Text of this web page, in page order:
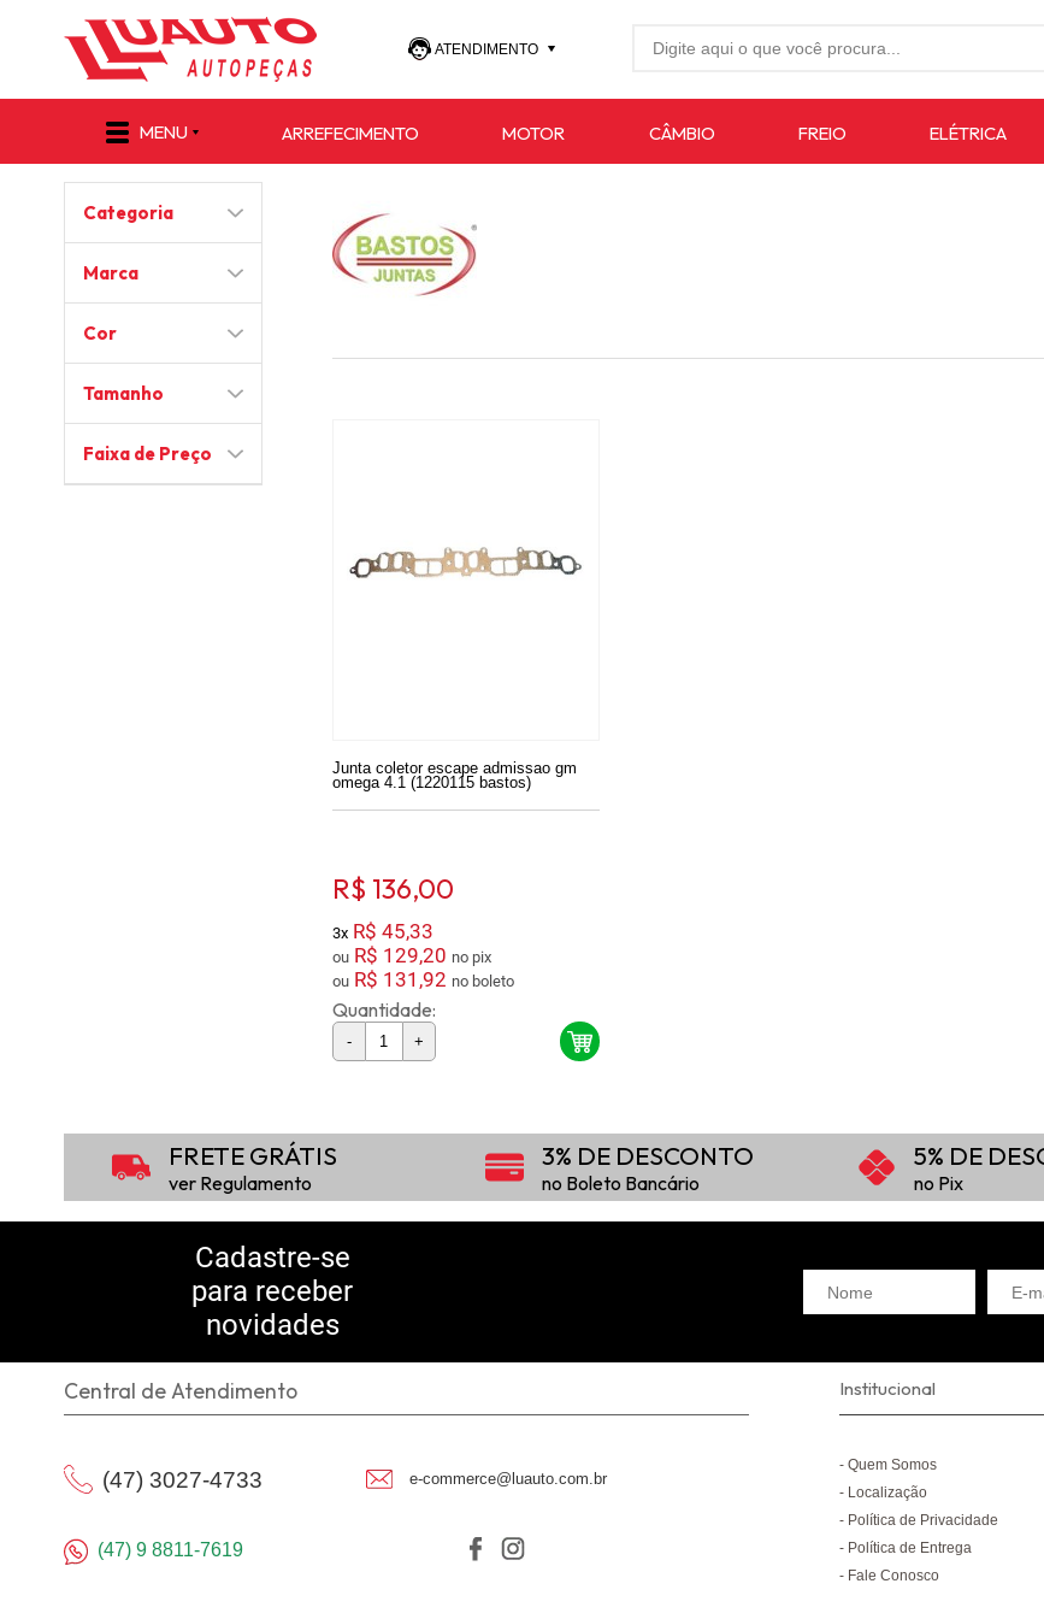
ATENDIMENTO
(47) 3027-4733
MENU ARREFECIMENTO MOTOR CÂMBIO FREIO ELÉTRICA
Categoria
Marca
Cor
Tamanho
Faixa de Preço
Junta coletor escape admissao gm
omega 4.1 (1220115 bastos)
R$ 136,00
3x R$ 45,33
ou R$ 129,20
no pix
ou R$ 131,92 no boleto
Quantidade:
- +
FRETE GRÁTIS
ver Regulamento
3% DE DESCONTO
no Boleto Bancário
5% DE
no Pix
Cadastre-se
para receber
novidades
Central de Atendimento
(47) 3027-4733 e-commerce@luauto.com.br
(47) 9 8811-7619
Institucional
Quem Somos
Localização
Política de Privacidade
Política de Entrega
Fale Conosco